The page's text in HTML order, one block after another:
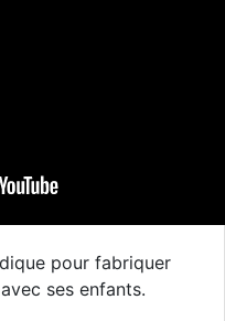
pour fabriquer
ses enfants.